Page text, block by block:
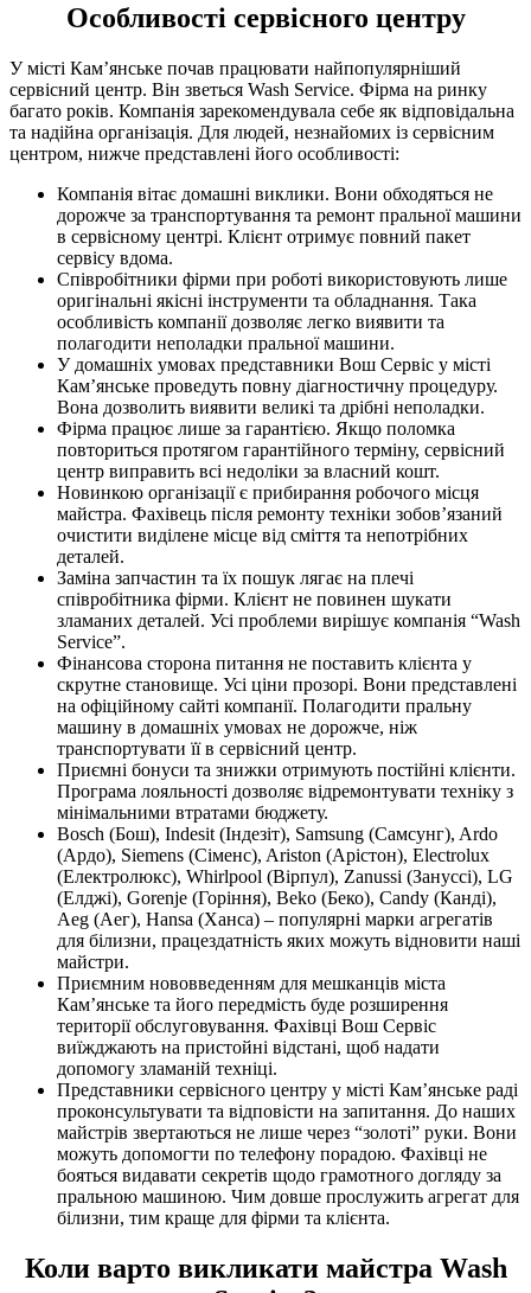
Особливості сервісного центру
У місті Кам’янське почав працювати найпопулярніший
сервісний центр. Він зветься Wash Service. Фірма на ринку
багато років. Компанія зарекомендувала себе як відповідальна
та надійна організація. Для людей, незнайомих із сервісним
центром, нижче представлені його особливості:
Компанія вітає домашні виклики. Вони обходяться не
дорожче за транспортування та ремонт пральної машини
в сервісному центрі. Клієнт отримує повний пакет
сервісу вдома.
Співробітники фірми при роботі використовують лише
оригінальні якісні інструменти та обладнання. Така
особливість компанії дозволяє легко виявити та
полагодити неполадки пральної машини.
У домашніх умовах представники Вош Сервіс у місті
Кам’янське проведуть повну діагностичну процедуру.
Вона дозволить виявити великі та дрібні неполадки.
Фірма працює лише за гарантією. Якщо поломка
повториться протягом гарантійного терміну, сервісний
центр виправить всі недоліки за власний кошт.
Новинкою організації є прибирання робочого місця
майстра. Фахівець після ремонту техніки зобов’язаний
очистити виділене місце від сміття та непотрібних
деталей.
Заміна запчастин та їх пошук лягає на плечі
співробітника фірми. Клієнт не повинен шукати
зламаних деталей. Усі проблеми вирішує компанія “Wash
Service”.
Фінансова сторона питання не поставить клієнта у
скрутне становище. Усі ціни прозорі. Вони представлені
на офіційному сайті компанії. Полагодити пральну
машину в домашніх умовах не дорожче, ніж
транспортувати її в сервісний центр.
Приємні бонуси та знижки отримують постійні клієнти.
Програма лояльності дозволяє відремонтувати техніку з
мінімальними втратами бюджету.
Bosch (Бош), Indesit (Індезіт), Samsung (Самсунг), Ardo
(Ардо), Siemens (Сіменс), Ariston (Арістон), Electrolux
(Електролюкс), Whirlpool (Вірпул), Zanussi (Зануссі), LG
(Елджі), Gorenje (Горіння), Beko (Беко), Candy (Канді),
Аеg (Aeг), Hansa (Ханса) – популярні марки агрегатів
для білизни, працездатність яких можуть відновити наші
майстри.
Приємним нововведенням для мешканців міста
Кам’янське та його передмість буде розширення
території обслуговування. Фахівці Вош Сервіс
виїжджають на пристойні відстані, щоб надати
допомогу зламаній техніці.
Представники сервісного центру у місті Кам’янське раді
проконсультувати та відповісти на запитання. До наших
майстрів звертаються не лише через “золоті” руки. Вони
можуть допомогти по телефону порадою. Фахівці не
бояться видавати секретів щодо грамотного догляду за
пральною машиною. Чим довше прослужить агрегат для
білизни, тим краще для фірми та клієнта.
Коли варто викликати майстра Wash